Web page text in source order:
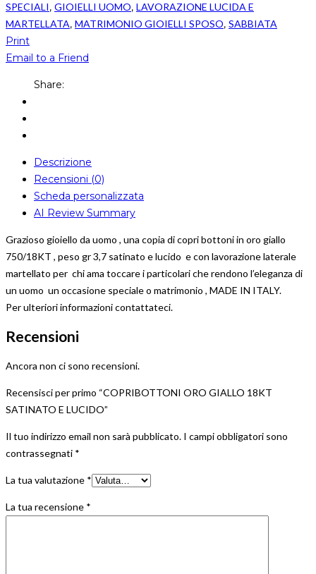
SPECIALI, GIOIELLI UOMO, LAVORAZIONE LUCIDA E
MARTELLATA, MATRIMONIO GIOIELLI SPOSO, SABBIATA
Print
Email to a Friend
Share:
Descrizione
Recensioni (0)
Scheda personalizzata
AI Review Summary
Grazioso gioiello da uomo , una copia di copri bottoni in oro giallo
750/18KT , peso gr 3,7 satinato e lucido e con lavorazione laterale
martellato per chi ama toccare i particolari che rendono l’eleganza di
un uomo un occasione speciale o matrimonio , MADE IN ITALY.
Per ulteriori informazioni contattateci.
Recensioni
Ancora non ci sono recensioni.
Recensisci per primo “COPRIBOTTONI ORO GIALLO 18KT
SATINATO E LUCIDO”
Il tuo indirizzo email non sarà pubblicato. I campi obbligatori sono
contrassegnati *
La tua valutazione *
La tua recensione *